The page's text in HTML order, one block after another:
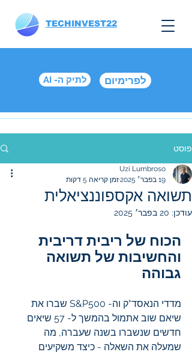
TECHINVEST22
AI -לתיק ה לפרימיום
פוסט
תשואה אקספוננציאלית
Uzi Lumbroso
19 בפבר׳ 2025
זמן קריאה 5 דקות
עודכן: 20 בפבר׳ 2025
הכוח של ריבית דריבית
והחשיבות של תשואה
גבוהה
מדדי הנאסד"ק וה- S&P500 שברו את
שיאם שוב אתמול בהמשך ל- 57 שיאים
חדשים שנשברו בשנה שעברה, מה
שמעלה את השאלה - כיצד משקיעים